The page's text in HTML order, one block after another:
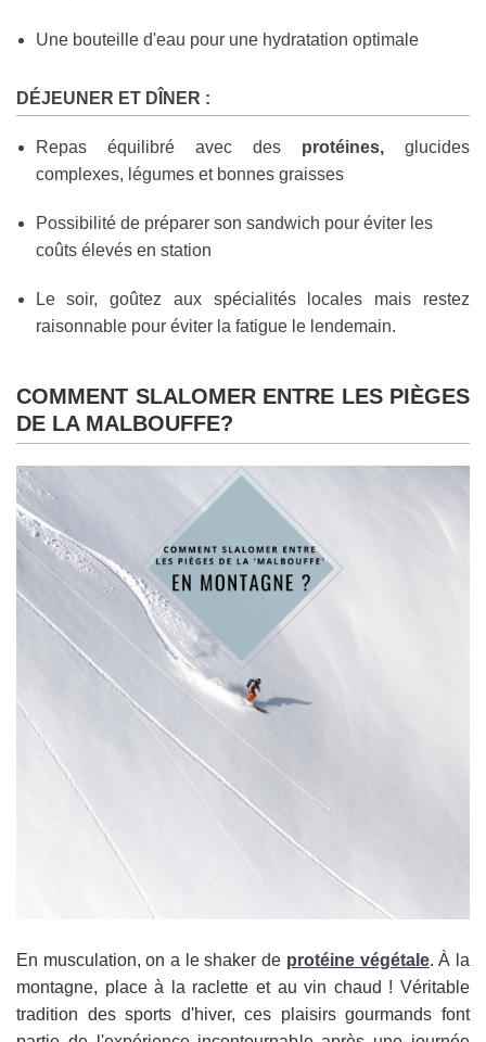
Une bouteille d'eau pour une hydratation optimale
DÉJEUNER ET DÎNER :
Repas équilibré avec des protéines,glucides
complexes, légumes et bonnes graisses
Possibilité de préparer son sandwich pour éviter les
coûts élevés en station
Le soir, goûtez aux spécialités locales mais restez
raisonnable pour éviter la fatigue le lendemain.
COMMENT SLALOMER ENTRE LES PIÈGES
DE LA MALBOUFFE?
En musculation, on a le shaker de protéine végétale. À la
montagne, place à la raclette et au vin chaud ! Véritable
tradition des sports d'hiver, ces plaisirs gourmands font